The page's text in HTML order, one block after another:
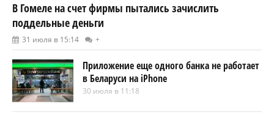
В Гомеле на счет фирмы пытались зачислить
поддельные деньги
31 июля в 15:14 +
Приложение еще одного банка не работает
в Беларуси на iPhone
30 июля в 11:18